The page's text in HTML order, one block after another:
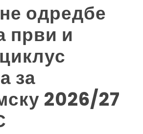
одредбе
први и
за
2026/27